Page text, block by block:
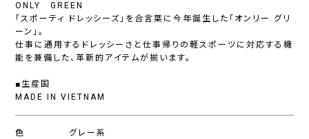
ONLY GREEN
「スポーティ ドレッシーズ」を合言葉に今年誕生した「オンリー グリ
ーン」。
仕事に通用するドレッシーさと仕事帰りの軽スポーツに対応する機
能を兼備した、革新的アイテムが揃います。
■生産国
MADE IN VIETNAM
色 グレー系